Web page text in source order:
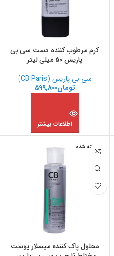
کرم مرطوب کننده دست سی بی
پاریس 50 میلی لیتر
سی بی پاریس (CB Paris)
تومان599,800
اطلاعات بیشتر
فروخته شده
محلول پاک کننده میسلار پوست